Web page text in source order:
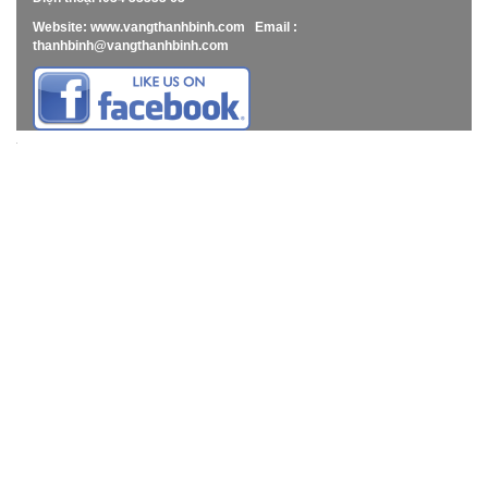
Website: www.vangthanhbinh.com Email :
thanhbinh@vangthanhbinh.com